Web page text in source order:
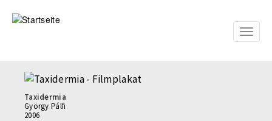
zum
Toggle
Taxidermia
György Pálfi
2006